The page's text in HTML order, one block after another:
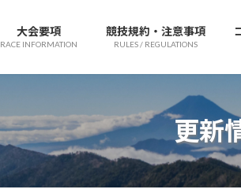
大会要項
RACE INFORMATION
競技規約・注意事項
RULES / REGULATIONS
更新